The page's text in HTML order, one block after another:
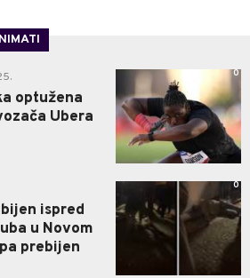
optužena
Ubera
0
ispred
u Novom
prebijen
0